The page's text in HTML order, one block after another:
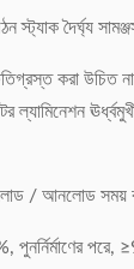
স্ট্যাক দৈর্ঘ্য
করা উচিত না
ল্যামিনেশন
/ আনলোড সময়
পরে,